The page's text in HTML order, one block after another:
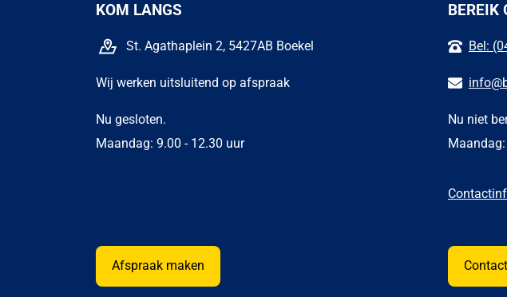
KOM LANGS
St. Agathaplein 2, 5427AB Boekel
Wij werken uitsluitend op afspraak
Nu gesloten.
Maandag: 9.00 - 12.30 uur
Afspraak maken
BEREIK
Bel:
Nu niet